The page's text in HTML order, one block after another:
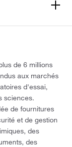
de 6 millions
aux marchés
d'essai,
sciences.
de fournitures
et de gestion
des
des